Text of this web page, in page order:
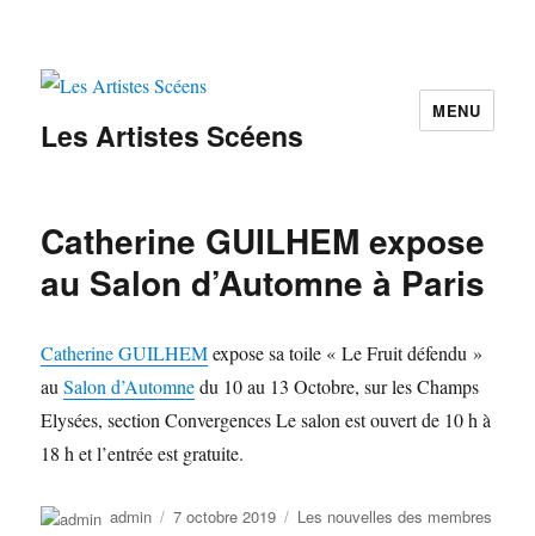
Les Artistes Scéens
MENU
Catherine GUILHEM expose
au Salon d’Automne à Paris
Catherine GUILHEMexpose sa toile « Le Fruit défendu »
auSalon d’Automnedu 10 au 13 Octobre, sur les Champs
Elysées, section Convergences Le salon est ouvert de 10 h à
18 h et l’entrée est gratuite.
Auteur
admin
Publié
7 octobre 2019 Catégories
Les nouvelles des membres